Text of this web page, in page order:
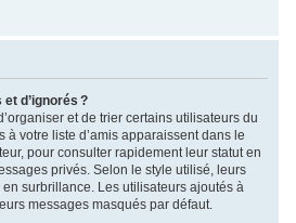
d’ignorés ?
et de trier certains utilisateurs du
à votre liste d’amis apparaissent dans le
pour consulter rapidement leur statut en
privés. Selon le style utilisé, leurs
surbrillance. Les utilisateurs ajoutés à
messages masqués par défaut.